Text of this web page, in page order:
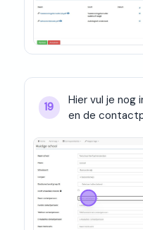
19
Hier vul je nog
en de